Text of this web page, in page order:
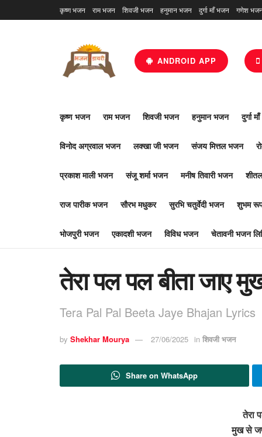
कृष्ण भजन राम भजन शिवजी भजन हनुमान भजन दुर्गा माँ भजन गणेश
ANDROID APP
कृष्ण भजन राम भजन शिवजी भजन हनुमान भजन दुर्गा
विनोद अग्रवाल भजन लक्खा जी भजन संजय मित्तल भजन
प्रकाश माली भजन संजू शर्मा भजन मनीष तिवारी भजन
राज पारीक भजन सौरभ मधुकर सुरभि चतुर्वेदी भजन शुभम
भोजपुरी भजन एकादशी भजन विविध भजन चेतावनी भजन
तेरा पल पल बीता जाए
Tera Pal Pal Beeta Jaye Bhajan Lyrics
by Shekhar Mourya 27/06/2025 in शिवजी भजन
Share on WhatsApp
तेरा
मुख से